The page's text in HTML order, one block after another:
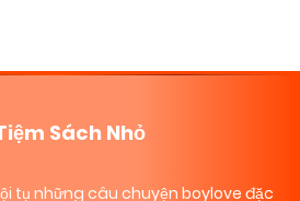
Sách Nhỏ
tụ những câu chuyện boylove đặc